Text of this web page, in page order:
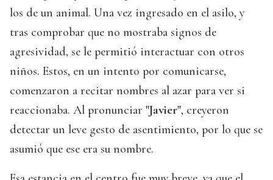
los de un animal. Una vez ingresado en el asilo, y
tras comprobar que no mostraba signos de
agresividad, se le permitió interactuar con otros
niños. Estos, en un intento por comunicarse,
comenzaron a recitar nombres al azar para ver si
reaccionaba. Al pronunciar "Javier", creyeron
detectar un leve gesto de asentimiento, por lo que se
asumió que ese era su nombre.